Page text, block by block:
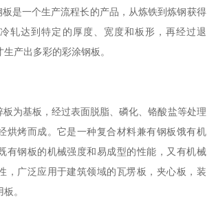
是一个生产流程长的产品，从炼铁到炼钢获得
轧达到特定的厚度、宽度和板形，再经过退
产出多彩的彩涂钢板。
为基板，经过表面脱脂、磷化、铬酸盐等处理
烘烤而成。它是一种复合材料兼有钢板饿有机
有钢板的机械强度和易成型的性能，又有机械
，广泛应用于建筑领域的瓦塄板，夹心板，装
。